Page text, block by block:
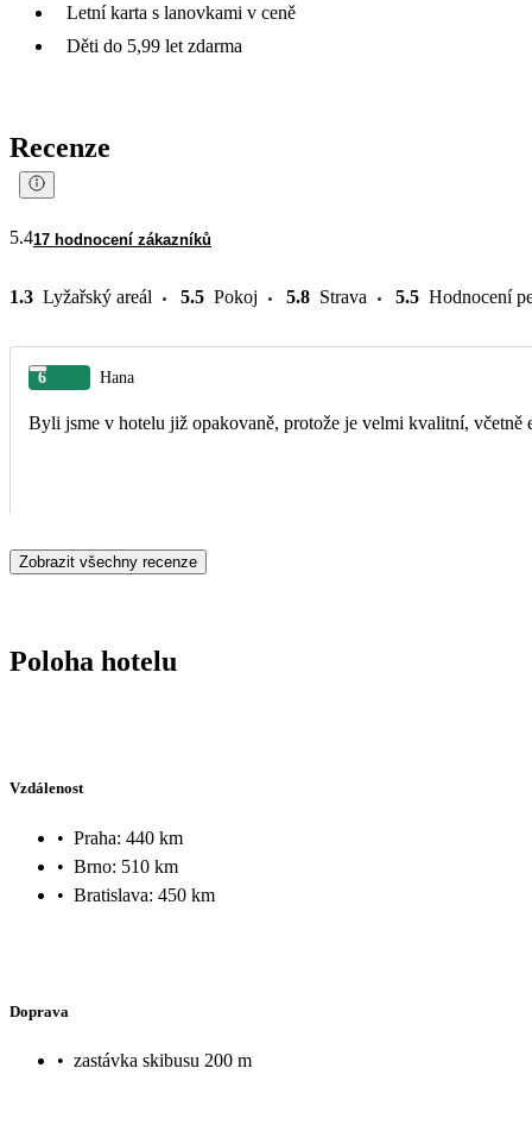
Letní karta s lanovkami v ceně
Děti do 5,99 let zdarma
Recenze
5.417 hodnocení zákazníků
1.3 Lyžařský areál 5.5 Pokoj 5.8 Strava 5.5 Hodnocení
6 Hana
Byli jsme v hotelu již opakovaně, protože je velmi kvalitní, včetně
Zobrazit všechny recenze
Poloha hotelu
Vzdálenost
• Praha: 440 km
• Brno: 510 km
• Bratislava: 450 km
Doprava
• zastávka skibusu 200 m